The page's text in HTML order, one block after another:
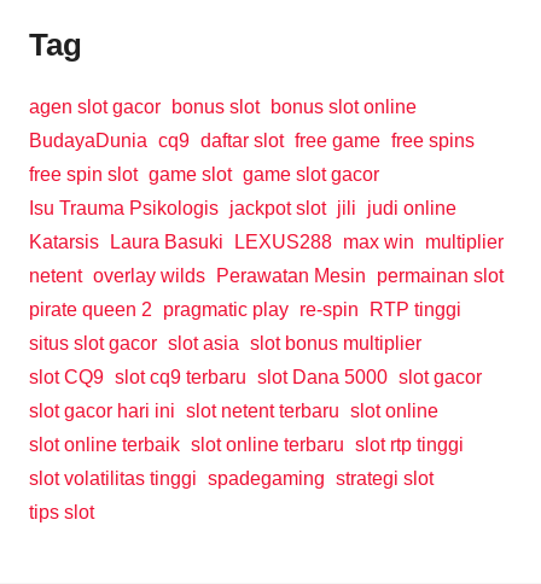
Tag
agen slot gacor bonus slot
bonus slot online
BudayaDunia cq9 daftar slot free game free spins
free spin slot game slot game slot gacor
Isu Trauma Psikologis jackpot slot jili
judi online
Katarsis
Laura Basuki LEXUS288 max win
multiplier
netent overlay wilds Perawatan Mesin
permainan slot
pirate queen 2
pragmatic play re-spin
RTP tinggi
situs slot gacor slot asia slot bonus multiplier
slot CQ9 slot cq9 terbaru slot Dana 5000 slot gacor
slot gacor hari ini slot netent terbaru slot online
slot online terbaik slot online terbaru slot rtp tinggi
slot volatilitas tinggi spadegaming strategi slot
tips slot